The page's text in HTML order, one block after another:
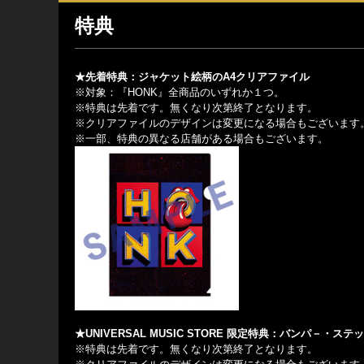
特典
★先着特典：ジャケット絵柄のA4クリアファイル
※対象：『HONK』全商品のいずれか１つ。
※特典は先着です。無くなり次第終了となります。
※クリアファイルのデザインは変更になる場合もございます。
※一部、特典の異なる店舗がある場合もございます。
★UNIVERSAL MUSIC STORE 限定特典：バンパ－・ステ
※特典は先着です。無くなり次第終了となります。